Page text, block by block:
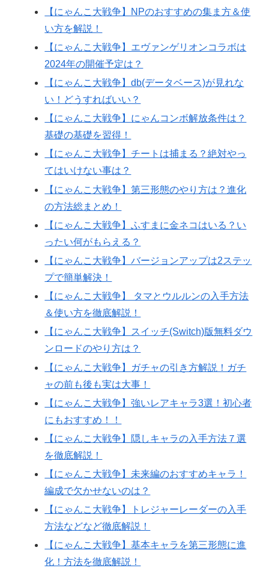
【にゃんこ大戦争】NPのおすすめの集ま方＆使
い方を解説！
【にゃんこ大戦争】エヴァンゲリオンコラボは
2024年の開催予定は？
【にゃんこ大戦争】db(データベース)が見れな
い！どうすればいい？
【にゃんこ大戦争】にゃんコンボ解放条件は？
基礎の基礎を習得！
【にゃんこ大戦争】チートは捕まる？絶対やっ
てはいけない事は？
【にゃんこ大戦争】第三形態のやり方は？進化
の方法総まとめ！
【にゃんこ大戦争】ふすまに金ネコはいる？い
ったい何がもらえる？
【にゃんこ大戦争】バージョンアップは2ステッ
プで簡単解決！
【にゃんこ大戦争】 タマとウルルンの入手方法
＆使い方を徹底解説！
【にゃんこ大戦争】スイッチ(Switch)版無料ダウ
ンロードのやり方は？
【にゃんこ大戦争】ガチャの引き方解説！ガチ
ャの前も後も実は大事！
【にゃんこ大戦争】強いレアキャラ3選！初心者
にもおすすめ！！
【にゃんこ大戦争】隠しキャラの入手方法７選
を徹底解説！
【にゃんこ大戦争】未来編のおすすめキャラ！
編成で欠かせないのは？
【にゃんこ大戦争】トレジャーレーダーの入手
方法などなど徹底解説！
【にゃんこ大戦争】基本キャラを第三形態に進
化！方法を徹底解説！